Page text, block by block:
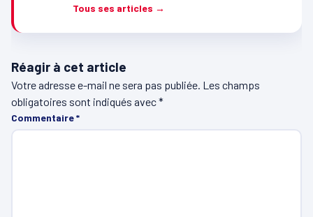
Tous ses articles →
Réagir à cet article
Votre adresse e-mail ne sera pas publiée. Les champs
obligatoires sont indiqués avec*
Commentaire*